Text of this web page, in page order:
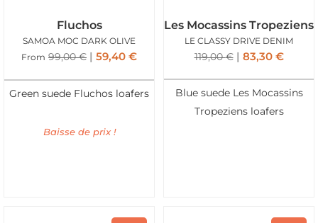
Fluchos
SAMOA MOC DARK OLIVE
From 99,00€ 59,40 €
Green suede Fluchos loafers
Baisse de prix !
Les Mocassins Tropeziens
LE CLASSY DRIVE DENIM
119,00€ 83,30 €
Blue suede Les Mocassins
Tropeziens loafers